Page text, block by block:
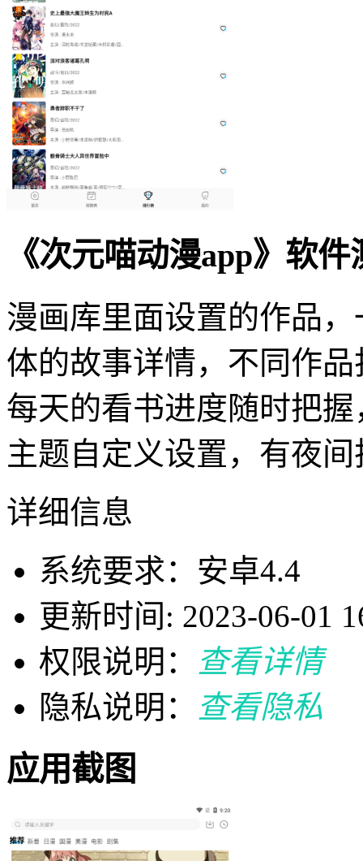
《次元喵动漫app》软
漫画库里面设置的作品
体的故事详情，不同作
每天的看书进度随时把
主题自定义设置，有夜
详细信息
系统要求：安卓4.4
更新时间: 2023-06-01
权限说明：
查看详情
隐私说明：
查看隐私
应用截图